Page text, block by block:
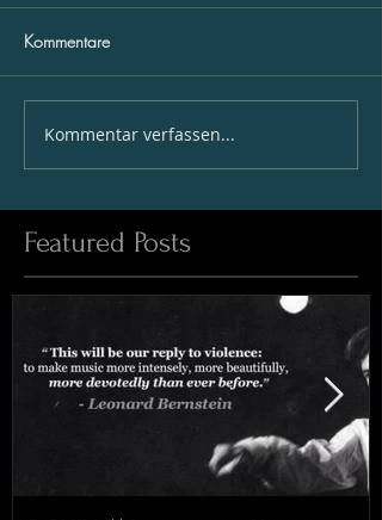
Kommentare
Kommentar verfassen...
Featured Posts